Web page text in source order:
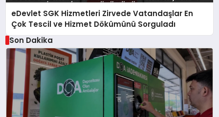
eDevlet SGK Hizmetleri Zirvede Vatandaşlar En
Çok Tescil ve Hizmet Dökümünü Sorguladı
Son Dakika